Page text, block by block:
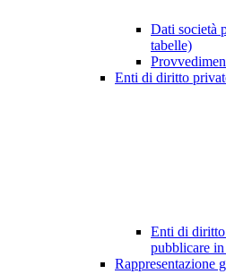
Dati società
tabelle)
Enti di diritto
Enti di
pubblicare
Rappresentazione